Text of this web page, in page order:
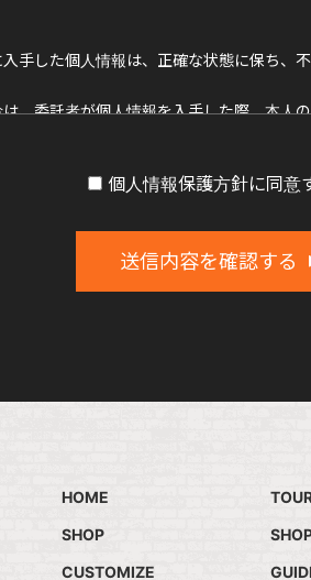
手した個人情報は、正確な状態に保ち、
、委託者が個人情報を入手した際、本人
の規範を遵守し、本方針の継続的改善に
個人情報保護方針に同意
送信内容を確認する
HOME
SHOP
CUSTOMIZE